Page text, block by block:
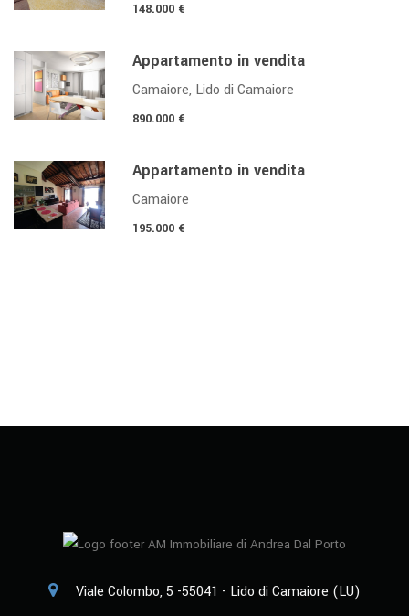
148.000 €
Appartamento in vendita
Camaiore, Lido di Camaiore
890.000 €
Appartamento in vendita
Camaiore
195.000 €
Viale Colombo, 5 -55041 - Lido di Camaiore (LU)